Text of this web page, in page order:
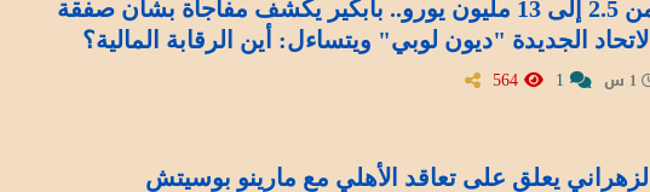
من 2.5 إلى 13 مليون يورو.. بابكير يكشف مفاجأة بشأن صفقة
الاتحاد الجديدة "ديون لوبي" ويتساءل: أين الرقابة المالية؟
الزهراني يعلق على تعاقد الأهلي مع مارينو بوسيتش